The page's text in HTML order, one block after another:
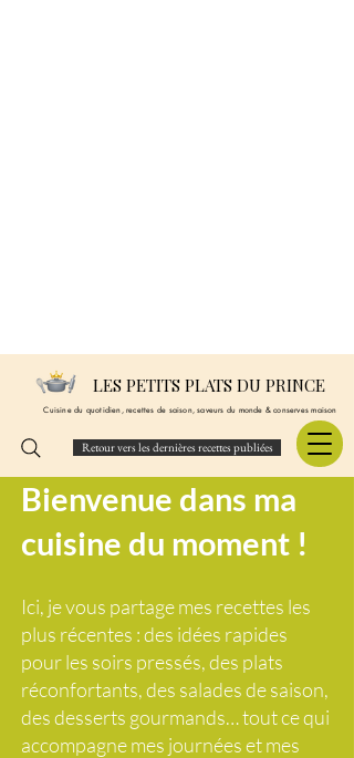
LES PETITS PLATS DU PRINCE
Cuisine du quotidien, recettes de saison, saveurs du monde & conserves maison
Retour vers les dernières recettes publiées
Bienvenue dans ma
cuisine du moment !
Ici, je vous partage mes recettes les
plus récentes : des idées rapides
pour les soirs pressés, des plats
réconfortants, des salades de saison,
des desserts gourmands… tout ce qui
accompagne mes journées et mes